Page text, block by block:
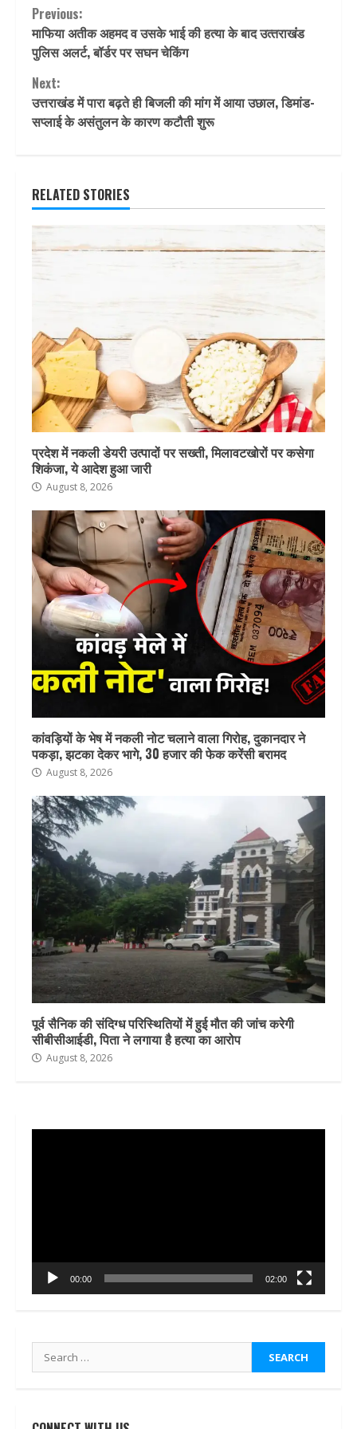
Continue
Reading
Previous:
माफिया अतीक अहमद व उसके भाई की हत्या के बाद उत्‍तराखंंड
पुलिस अलर्ट, बॉर्डर पर सघन चेकिंग
Next:
उत्तराखंड में पारा बढ़ते ही बिजली की मांग में आया उछाल, डिमांड-
सप्लाई के असंतुलन के कारण कटौती शुरू
RELATED STORIES
प्रदेश में नकली डेयरी उत्पादों पर सख्ती, मिलावटखोरों पर कसेगा
शिकंजा, ये आदेश हुआ जारी
August 8, 2026
कांवड़ियों के भेष में नकली नोट चलाने वाला गिरोह, दुकानदार ने
पकड़ा, झटका देकर भागे, 30 हजार की फेक करेंसी बरामद
August 8, 2026
पूर्व सैनिक की संदिग्ध परिस्थितियों में हुई मौत की जांच करेगी
सीबीसीआईडी, पिता ने लगाया है हत्या का आरोप
August 8, 2026
00:00 02:00
Search
for: